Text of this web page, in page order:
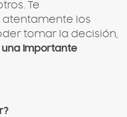
Te
los
tomar la decisión,
una importante